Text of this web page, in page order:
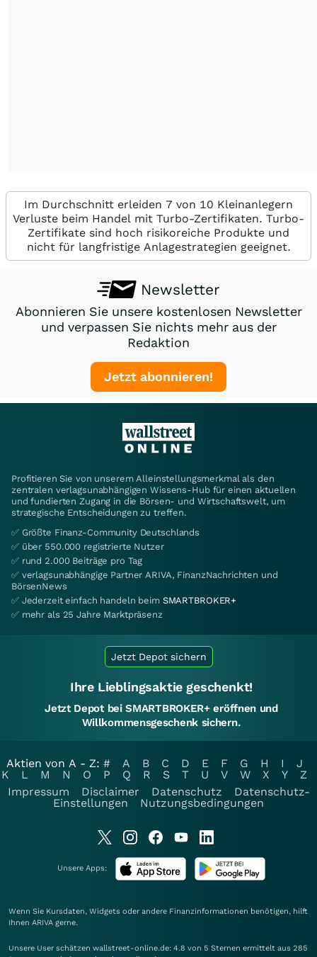
Im Durchschnitt erleiden 7 von 10 Kleinanlegern
Verluste beim Handel mit Turbo-Zertifikaten. Turbo-
Zertifikate sind hoch risikoreiche Produkte und
nicht für langfristige Anlagestrategien geeignet.
Newsletter
Abonnieren Sie unsere kostenlosen Newsletter
und verpassen Sie nichts mehr aus der
Redaktion
Jetzt abonnieren!
Profitieren Sie von unserem Alleinstellungsmerkmal als den
zentralen verlagsunabhängigen Wissens-Hub für einen aktuellen
und fundierten Zugang in die Börsen- und Wirtschaftswelt, um
strategische Entscheidungen zu treffen.
✅ Größte Finanz-Community Deutschlands
✅ über 550.000 registrierte Nutzer
✅ rund 2.000 Beiträge pro Tag
✅ verlagsunabhängige Partner ARIVA, FinanzNachrichten und
BörsenNews
✅ Jederzeit einfach handeln beim SMARTBROKER+
✅ mehr als 25 Jahre Marktpräsenz
Jetzt Depot sichern
Ihre Lieblingsaktie geschenkt!
Jetzt Depot bei SMARTBROKER+ eröffnen und
Willkommensgeschenk sichern.
Aktien von A - Z: # A B C D E F G H I
J
K
L M N O P Q R S T U V W X Y
Z
Impressum
Disclaimer Datenschutz
Datenschutz-
Einstellungen
Nutzungsbedingungen
Unsere Apps:
Wenn Sie Kursdaten, Widgets oder andere Finanzinformationen benötigen, hilft
Ihnen ARIVA gerne.
Unsere User schätzen wallstreet-online.de: 4.8 von 5 Sternen ermittelt aus 285